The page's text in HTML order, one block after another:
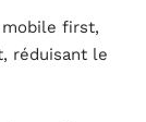
first,
réduisant le